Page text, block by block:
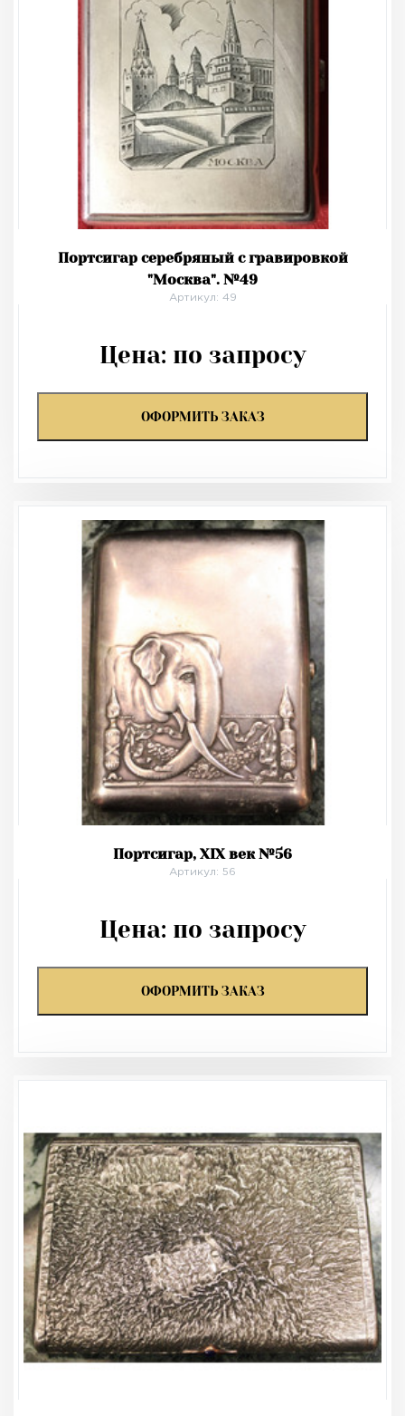
Портсигар серебряный с гравировкой
"Москва". №49
Артикул: 49
Цена: по запросу
ОФОРМИТЬ ЗАКАЗ
Портсигар, XIX век №56
Артикул: 56
Цена: по запросу
ОФОРМИТЬ ЗАКАЗ